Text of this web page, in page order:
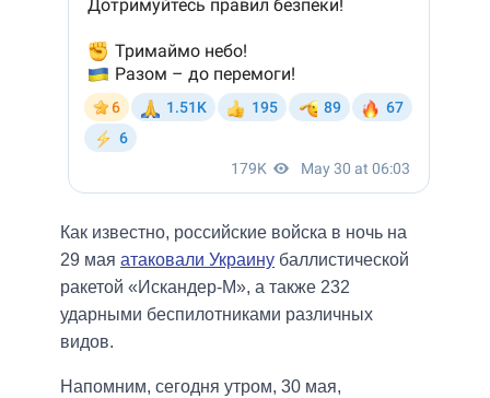
Как известно, российские войска в ночь на
29 мая атаковали Украину баллистической
ракетой «Искандер-М», а также 232
ударными беспилотниками различных
видов.
Напомним, сегодня утром, 30 мая,